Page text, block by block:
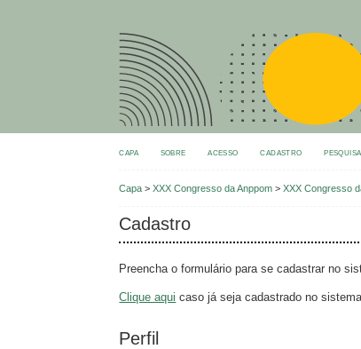
CAPA SOBRE ACESSO CADASTRO PESQUISA
Capa >XXX Congresso da Anppom >XXX Congresso
Cadastro
Preencha o formulário para se cadastrar no
Clique aqui caso já seja cadastrado no
Perfil